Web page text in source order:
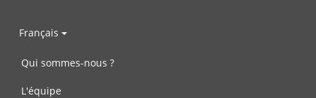
Français
Qui sommes-nous ?
L'équipe